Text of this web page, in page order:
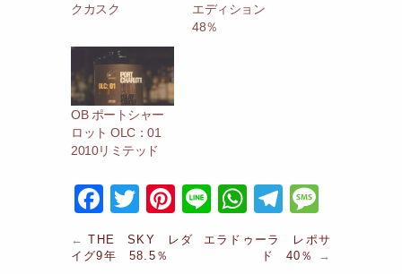
クカスク
エディション
48％
OB ポートシャー
ロット OLC：01
2010リミテッド
F
a
c
T
w
itt
Pi
nt
er
Li
n
e
W
at
T
el
e
e
s
←THE SKY レダ
イグ9年 58.5％
エラドゥーラ レポサ
ド 40％
→